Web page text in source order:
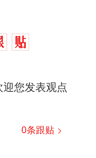
您发表观点
0条跟贴